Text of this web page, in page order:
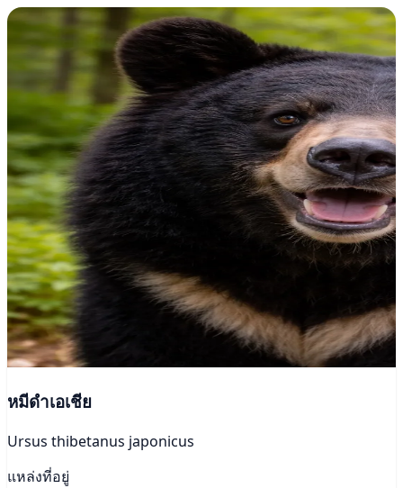
หมีดำเอเชีย
Ursus thibetanus japonicus
แหล่งที่อยู่